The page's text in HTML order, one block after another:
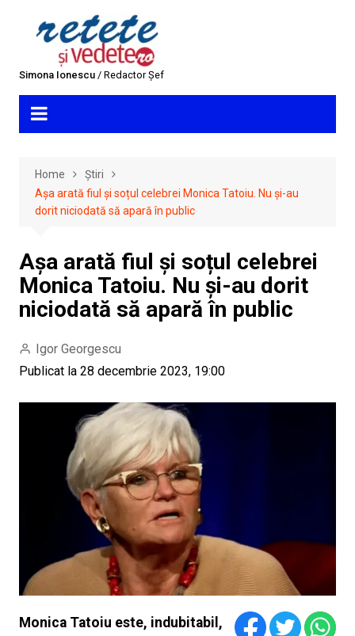
Simona Ionescu/ Redactor Șef
Home
Știri
Așa arată fiul și soțul celebrei Monica Tatoiu. Nu și-au
dorit niciodată să apară în public
Așa arată fiul și soțul celebrei
Monica Tatoiu. Nu și-au dorit
niciodată să apară în public
Igor Georgescu
Publicat la 28 decembrie 2023, 19:00
Monica Tatoiu este, indubitabil,